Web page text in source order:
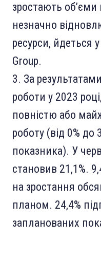
зростають об’єми
незначно
ресурси, йдеться
Group.
За
роботи у 2023
повністю або
роботу (від 0% до
показника). У
становив 21,1%.
на зростання
планом. 24,4%
запланованих